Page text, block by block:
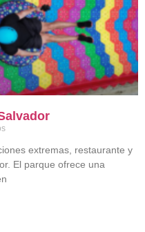
extremas, restaurante y
El parque ofrece una